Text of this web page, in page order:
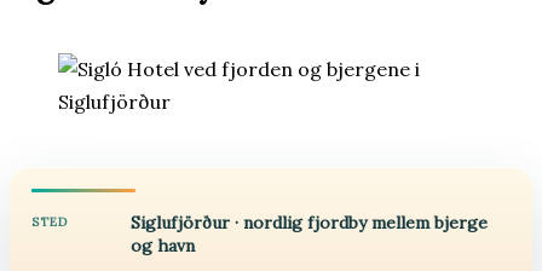
STED
Siglufjörður · nordlig fjordby mellem bjerge
og havn